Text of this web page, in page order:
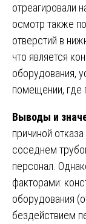
отреагировали
осмотр также
отверстий в
что является
оборудования,
помещении, где
Выводы и
причиной
соседнем
персонал.
факторами:
оборудования
бездействием